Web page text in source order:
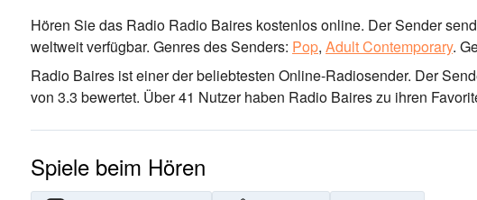
Hören Sie das Radio Radio Baires kostenlos online. Der Sender
weltweit verfügbar. Genres des Senders: Pop, Adult Contemporary.
Radio Baires ist einer der beliebtesten Online-Radiosender. Der
von 3.3 bewertet. Über 41 Nutzer haben Radio Baires zu ihren
Spiele beim Hören